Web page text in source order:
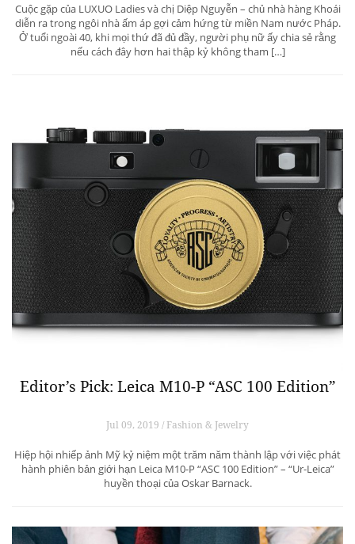
Cuộc gặp của LUXUO Ladies và chị Diệp Nguyễn – chủ nhà hàng Khoái
diễn ra trong ngôi nhà ấm áp gợi cảm hứng từ miền Nam nước Pháp.
Ở tuổi ngoài 40, khi mọi thứ đã đủ đầy, người phụ nữ ấy chia sẻ rằng
nếu cách đây hơn hai thập kỷ không tham […]
Editor’s Pick: Leica M10-P “ASC 100 Edition”
Jul 09, 2019 / Fashion & Jewelry
Hiệp hội nhiếp ảnh Mỹ kỷ niệm một trăm năm thành lập với việc phát
hành phiên bản giới hạn Leica M10-P “ASC 100 Edition” – “Ur-Leica”
huyền thoại của Oskar Barnack.